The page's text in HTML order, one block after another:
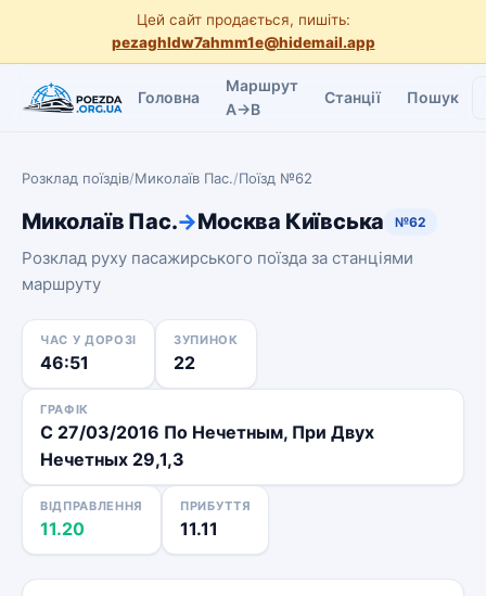
Цей сайт продається, пишіть:
pezaghldw7ahmm1e@hidemail.app
Головна
Маршрут
A→B
Станції Пошук
Розклад поїздів/Миколаїв Пас./Поїзд №62
Миколаїв Пас.→Москва Київська №62
Розклад руху пасажирського поїзда за станціями
маршруту
ЧАС У ДОРОЗІ
46:51
ЗУПИНОК
22
ГРАФІК
С 27/03/2016 По Нечетным, При Двух
Нечетных 29,1,3
ВІДПРАВЛЕННЯ
11.20
ПРИБУТТЯ
11.11